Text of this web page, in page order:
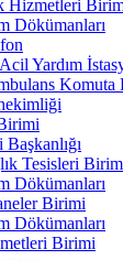
Hizmetleri
Dökümanları
Yardım
Komuta
Tesisleri
Dökümanları
Birimi
Dökümanları
Birimi